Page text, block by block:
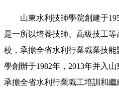
山東水利技師學院創建于
是一所以培養技師、高級技工
校，承擔全省水利行業職業技
學創辦于1982年，2013年并入
承擔全省水利行業職工培訓和